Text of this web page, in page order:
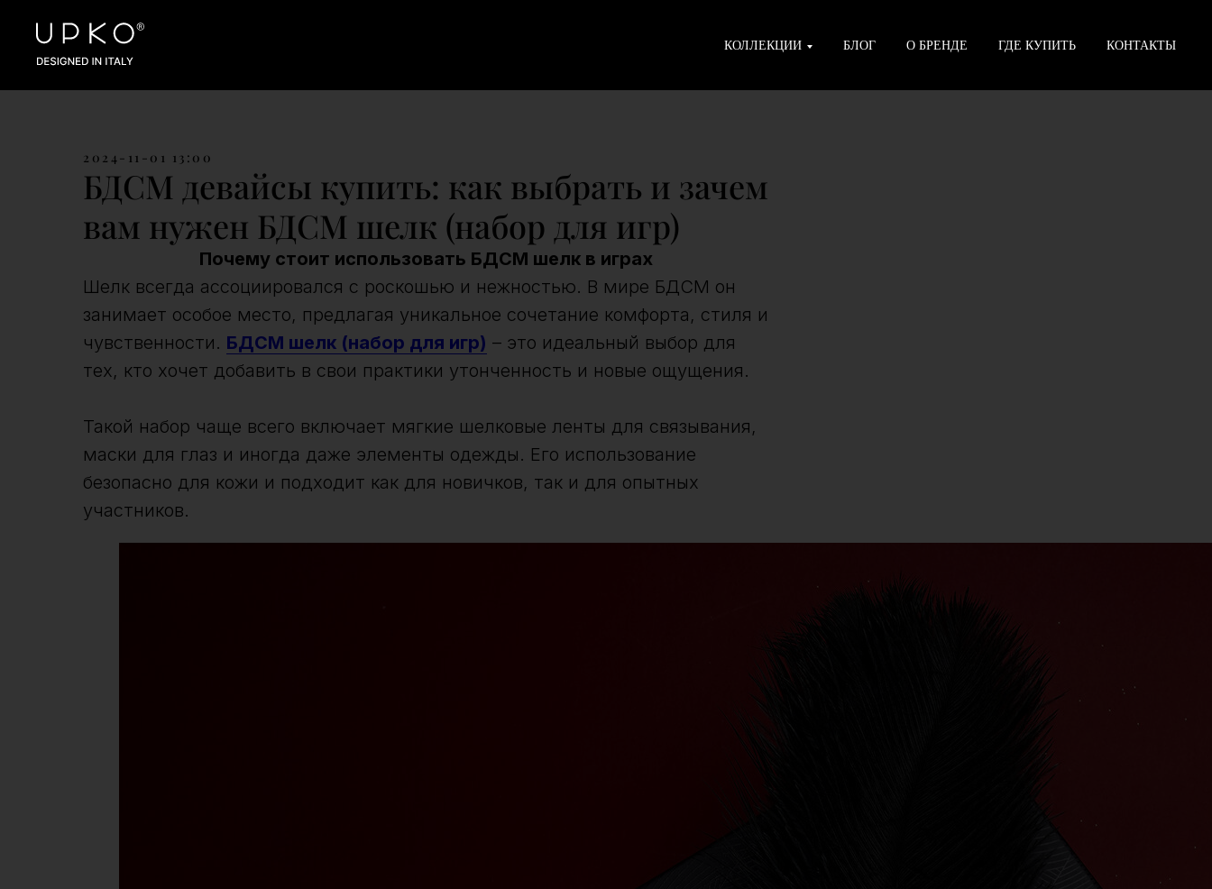
КОЛЛЕКЦИИ БЛОГ О БРЕНДЕ ГДЕ КУПИТЬ КОНТАКТЫ
2024-11-01 13:00
БДСМ девайсы купить: как выбрать и зачем
вам нужен БДСМ шелк (набор для игр)
Почему стоит использовать БДСМ шелк в играх
Шелк всегда ассоциировался с роскошью и нежностью. В мире БДСМ он
занимает особое место, предлагая уникальное сочетание комфорта, стиля и
чувственности. БДСМ шелк (набор для игр) – это идеальный выбор для
тех, кто хочет добавить в свои практики утонченность и новые ощущения.
Такой набор чаще всего включает мягкие шелковые ленты для связывания,
маски для глаз и иногда даже элементы одежды. Его использование
безопасно для кожи и подходит как для новичков, так и для опытных
участников.